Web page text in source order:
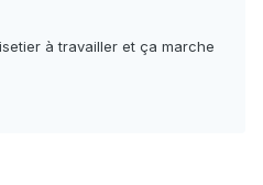
à travailler et ça marche